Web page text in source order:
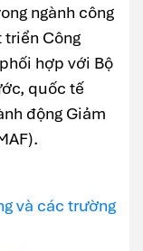
ngành công
triển Công
hợp với Bộ
quốc tế
động Giảm
và các trường